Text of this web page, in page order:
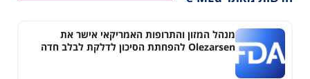
מנהל המזון והתרופות האמריקאי אישר את
Olezarsen להפחתת הסיכון לדלקת לבלב חדה